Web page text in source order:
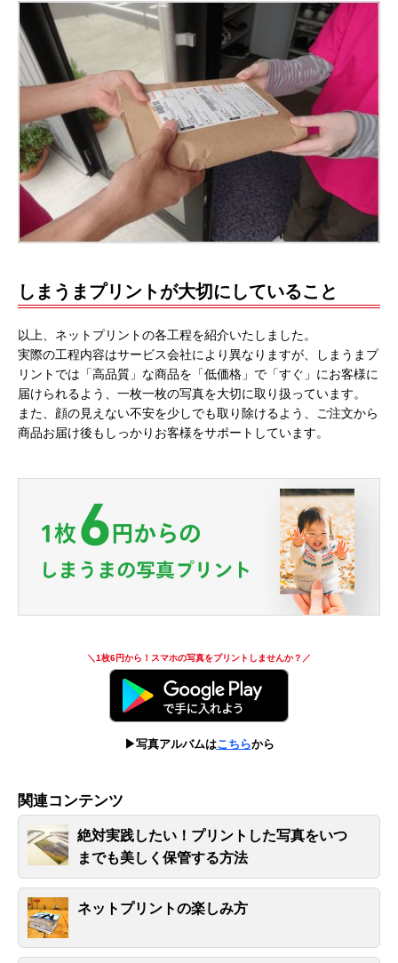
しまうまプリントが大切にしていること
以上、ネットプリントの各工程を紹介いたしました。
実際の工程内容はサービス会社により異なりますが、しまうまプ
リントでは「高品質」な商品を「低価格」で「すぐ」にお客様に
届けられるよう、一枚一枚の写真を大切に取り扱っています。
また、顔の見えない不安を少しでも取り除けるよう、ご注文から
商品お届け後もしっかりお客様をサポートしています。
＼1枚6円から！スマホの写真をプリントしませんか？／
▶写真アルバムはこちらから
関連コンテンツ
絶対実践したい！プリントした写真をいつ
までも美しく保管する方法
ネットプリントの楽しみ方